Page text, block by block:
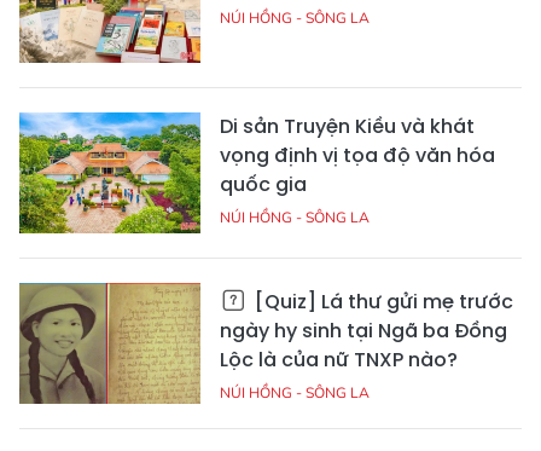
NÚI HỒNG - SÔNG LA
Di sản Truyện Kiều và khát
vọng định vị tọa độ văn hóa
quốc gia
NÚI HỒNG - SÔNG LA
[Quiz] Lá thư gửi mẹ trước
ngày hy sinh tại Ngã ba Đồng
Lộc là của nữ TNXP nào?
NÚI HỒNG - SÔNG LA